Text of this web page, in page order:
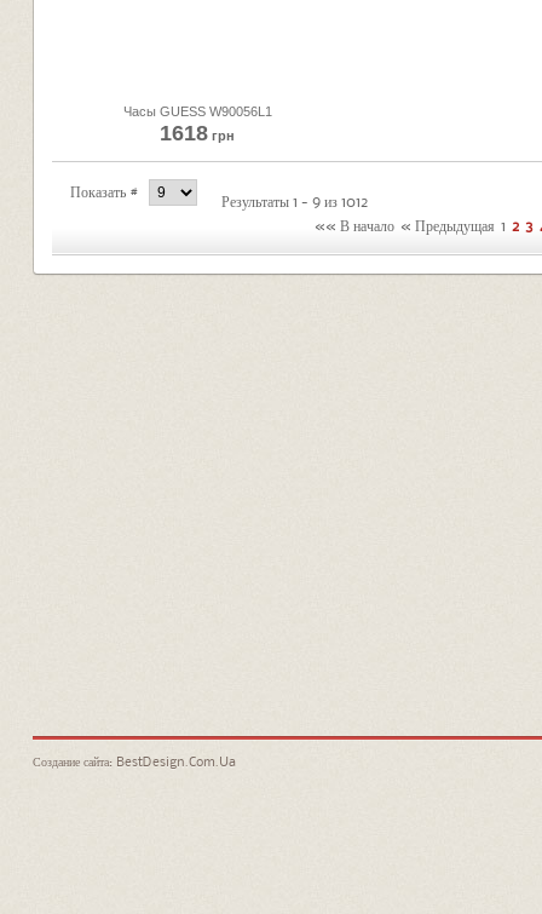
Часы GUESS W90056L1
1618 грн
Показать #
Результаты 1 - 9 из 1012
«« В начало « Предыдущая 1 2 3
Создание сайта: BestDesign.Com.Ua